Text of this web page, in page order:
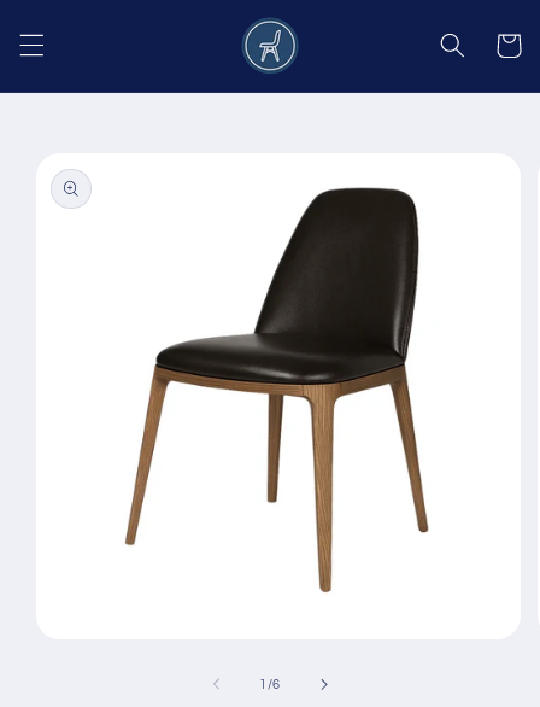
conținut
Coș
informațiile
despre
produs
1 /din
6